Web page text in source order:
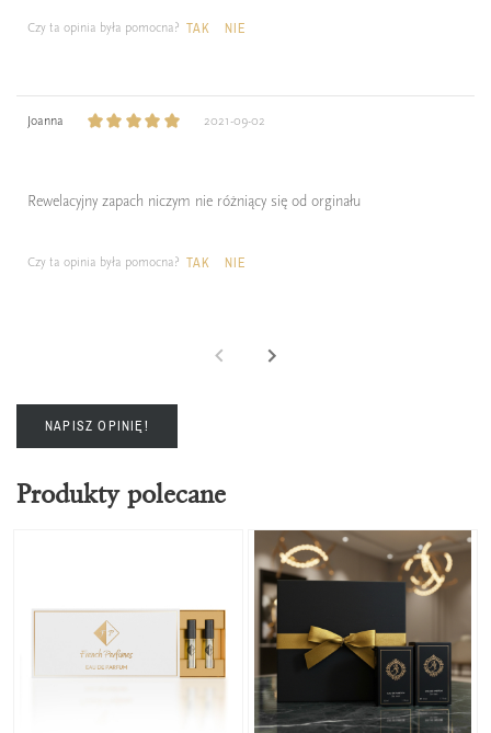
Czy ta opinia była pomocna? TAK NIE
Joanna 2021-09-02
Rewelacyjny zapach niczym nie różniący się od orginału
Czy ta opinia była pomocna? TAK NIE
NAPISZ OPINIĘ!
Produkty polecane